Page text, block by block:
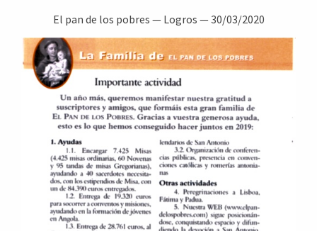
El pan de los pobres — Logros —30/03/2020